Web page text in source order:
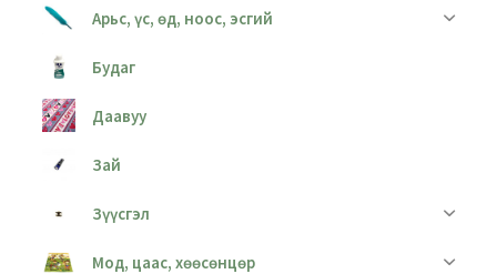
Арьс, үс, өд, ноос, эсгий
Будаг
Даавуу
Зай
Зүүсгэл
Мод, цаас, хөөсөнцөр